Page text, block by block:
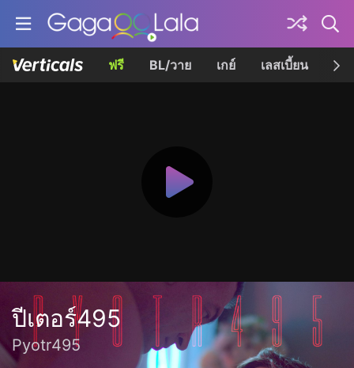
ฟรี BL/วาย เกย์ เลสเบี้ยน เค
ปีเตอร์495
Pyotr495